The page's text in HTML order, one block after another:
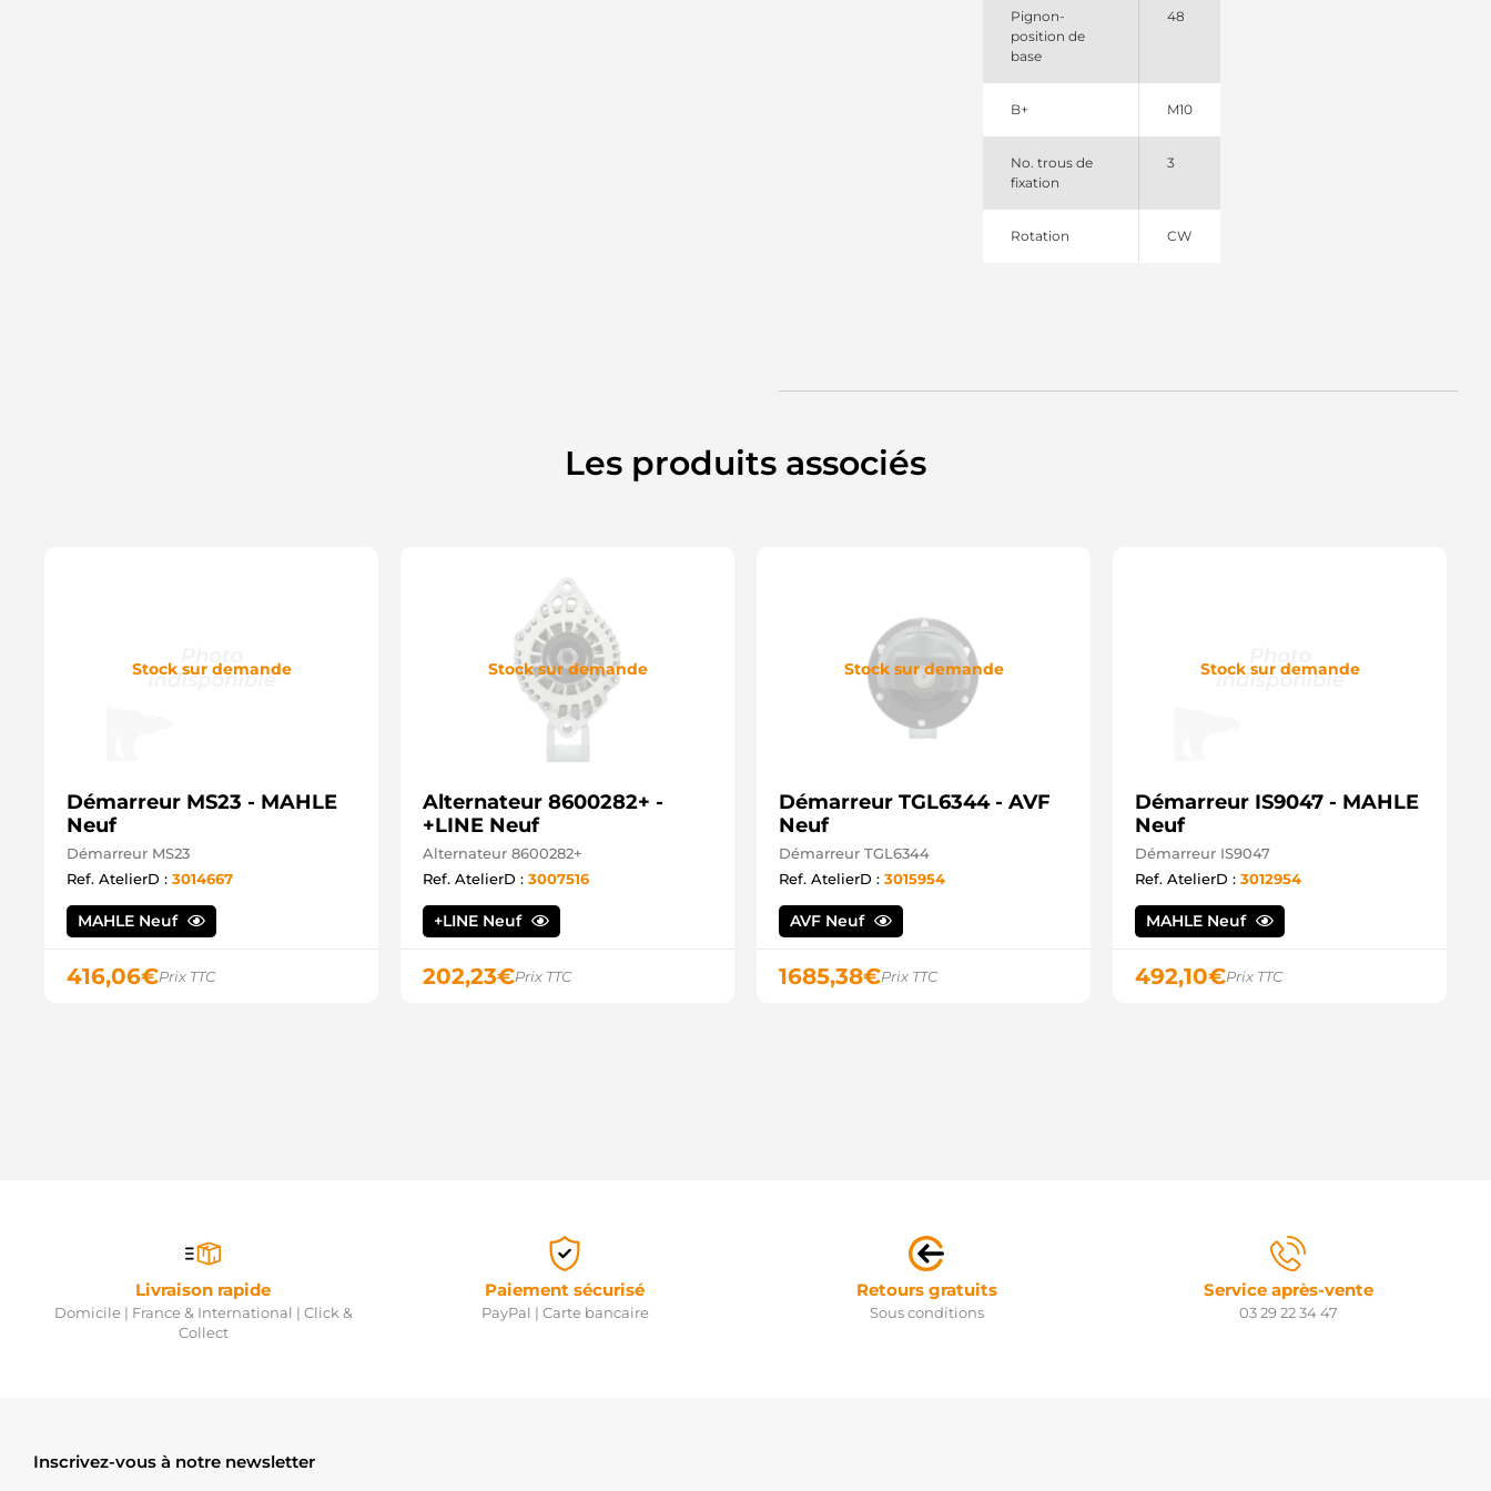
Pignon-
position de
base
48
B+ M10
No. trous de
fixation
3
Rotation CW
Les produits associés
Stock sur demande
Démarreur MS23 - MAHLE
Neuf
Démarreur MS23
Ref. AtelierD : 3014667
MAHLE Neuf
416,06€Prix TTC
Stock sur demande
Alternateur 8600282+ -
+LINE Neuf
Alternateur 8600282+
Ref. AtelierD : 3007516
+LINE Neuf
202,23€Prix TTC
Stock sur demande
Démarreur TGL6344 - AVF
Neuf
Démarreur TGL6344
Ref. AtelierD : 3015954
AVF Neuf
1685,38€Prix TTC
Stock sur demande
Démarreur IS9047 - MAHLE
Neuf
Démarreur IS9047
Ref. AtelierD : 3012954
MAHLE Neuf
492,10€Prix TTC
Livraison rapide
Domicile | France & International | Click &
Collect
Paiement sécurisé
PayPal | Carte bancaire
Retours gratuits
Sous conditions
Service après-vente
03 29 22 34 47
Inscrivez-vous à notre newsletter